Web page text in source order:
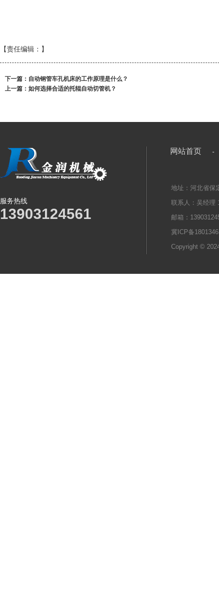
【责任编辑： 】
下一篇： 自动钢管车孔机床的工作原理是什么？
上一篇： 如何选择合适的托辊自动切管机？
服务热线
13903124561
网站首页 -
地址：河北省保
联系人：吴经理
邮箱：
冀ICP备
Copyright ©